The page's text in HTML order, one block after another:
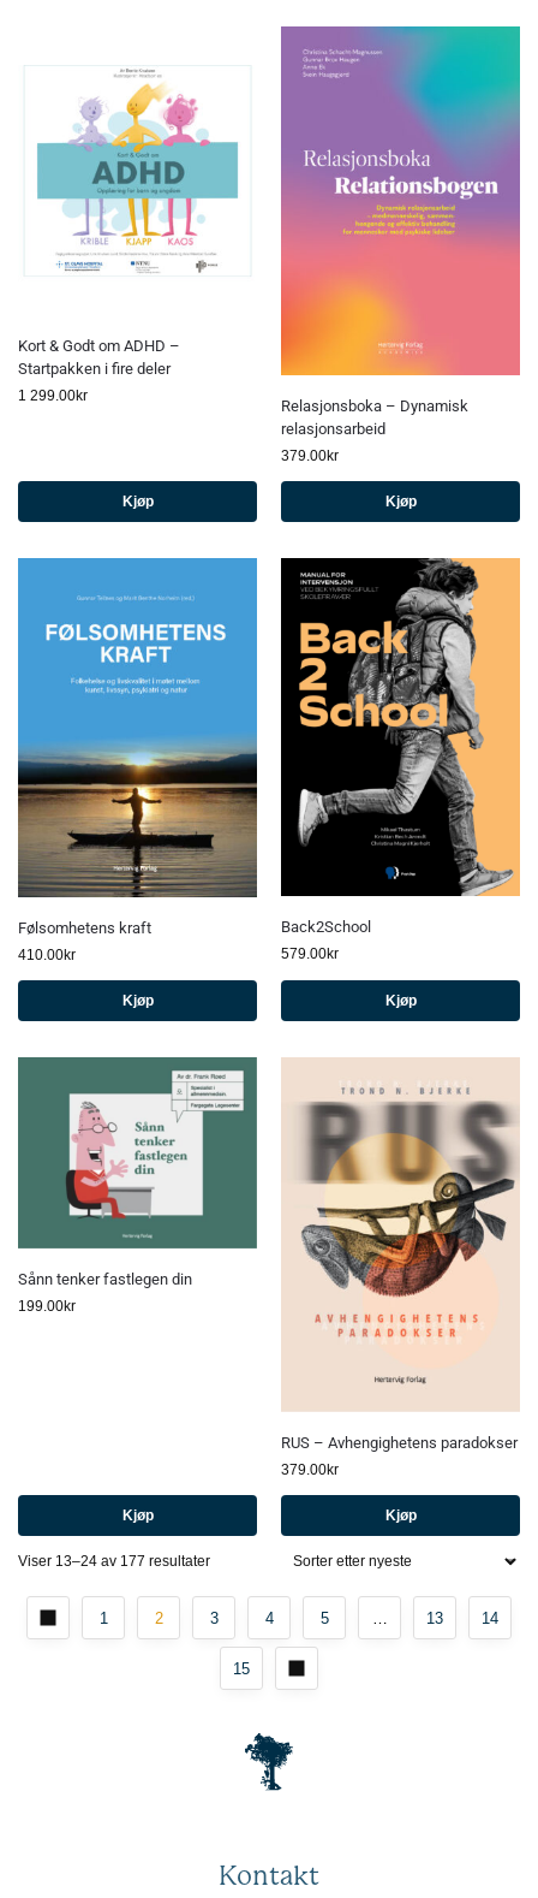
Kort & Godt om ADHD –
Startpakken i fire deler
1 299.00kr
Kjøp
Relasjonsboka – Dynamisk
relasjonsarbeid
379.00kr
Kjøp
Følsomhetens kraft
410.00kr
Kjøp
Back2School
579.00kr
Kjøp
Sånn tenker fastlegen din
199.00kr
Kjøp
RUS – Avhengighetens paradokser
379.00kr
Kjøp
Viser 13–24 av 177 resultater
1 2 3 4 5 … 13 14
15
Kontakt